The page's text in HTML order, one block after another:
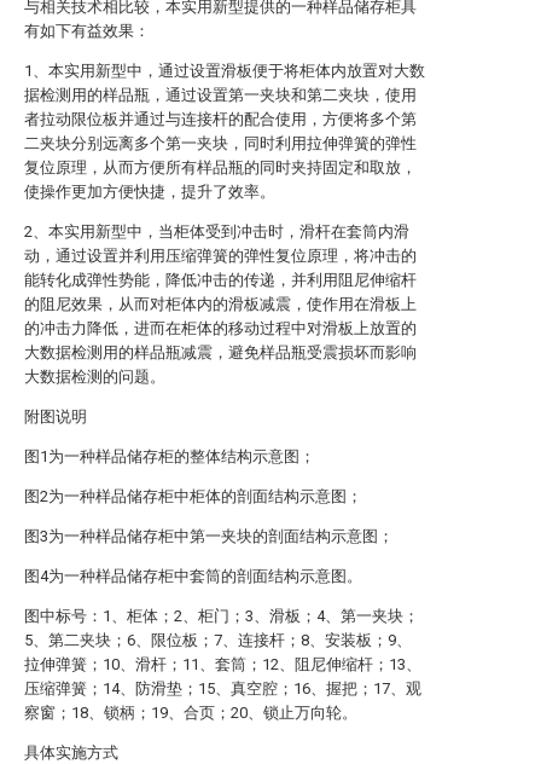
与相关技术相比较，本实用新型提供的一种样品储存柜具
有如下有益效果：
1、本实用新型中，通过设置滑板便于将柜体内放置对大数
据检测用的样品瓶，通过设置第一夹块和第二夹块，使用
者拉动限位板并通过与连接杆的配合使用，方便将多个第
二夹块分别远离多个第一夹块，同时利用拉伸弹簧的弹性
复位原理，从而方便所有样品瓶的同时夹持固定和取放，
使操作更加方便快捷，提升了效率。
2、本实用新型中，当柜体受到冲击时，滑杆在套筒内滑
动，通过设置并利用压缩弹簧的弹性复位原理，将冲击的
能转化成弹性势能，降低冲击的传递，并利用阻尼伸缩杆
的阻尼效果，从而对柜体内的滑板减震，使作用在滑板上
的冲击力降低，进而在柜体的移动过程中对滑板上放置的
大数据检测用的样品瓶减震，避免样品瓶受震损坏而影响
大数据检测的问题。
附图说明
图1为一种样品储存柜的整体结构示意图；
图2为一种样品储存柜中柜体的剖面结构示意图；
图3为一种样品储存柜中第一夹块的剖面结构示意图；
图4为一种样品储存柜中套筒的剖面结构示意图。
图中标号：1、柜体；2、柜门；3、滑板；4、第一夹块；
5、第二夹块；6、限位板；7、连接杆；8、安装板；9、
拉伸弹簧；10、滑杆；11、套筒；12、阻尼伸缩杆；13、
压缩弹簧；14、防滑垫；15、真空腔；16、握把；17、观
察窗；18、锁柄；19、合页；20、锁止万向轮。
具体实施方式